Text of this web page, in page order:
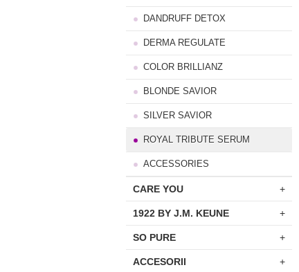
DANDRUFF DETOX
DERMA REGULATE
COLOR BRILLIANZ
BLONDE SAVIOR
SILVER SAVIOR
ROYAL TRIBUTE SERUM
ACCESSORIES
CARE YOU +
1922 BY J.M. KEUNE +
SO PURE +
ACCESORII +